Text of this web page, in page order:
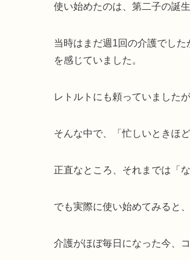
使い始めたのは、第二子の誕
当時はまだ週1回の介護でし
を感じていました。
レトルトにも頼っていました
そんな中で、「忙しいときほ
正直なところ、それまでは「
でも実際に使い始めてみると
介護がほぼ毎日になった今、